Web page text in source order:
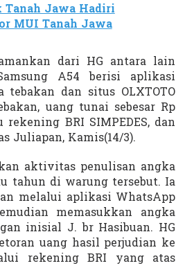
Tanah Jawa Hadiri
MUI Tanah Jawa
dari HG antara lain
A54 berisi aplikasi
tebakan dan situs OLXTOTO
uang tunai sebesar Rp
BRI SIMPEDES, dan
Juliapan, Kamis(14/3).
aktivitas penulisan angka
tahun di warung tersebut. Ia
melalui aplikasi WhatsApp
memasukkan angka
inisial J. br Hasibuan. HG
uang hasil perjudian ke
rekening BRI yang atas